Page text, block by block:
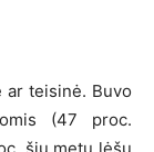
ar teisinė. Buvo
(47 proc.